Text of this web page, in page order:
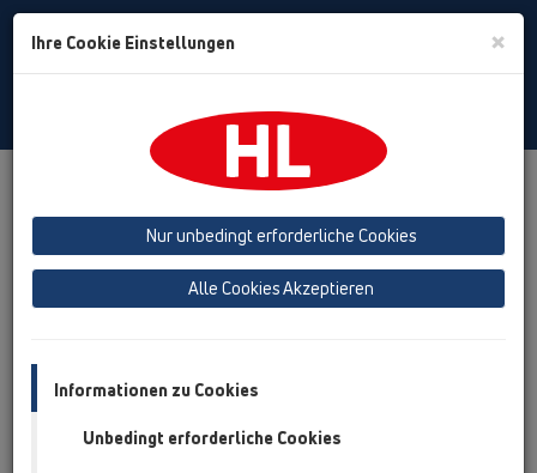
Toggle
HL Hutterer & Lechner GmbH
Produktion von Abläufen, Siphons und Sanitär-
Verbindungsteilen aus Kunststoff
Ihre Cookie Einstellungen ×
Nur unbedingt erforderliche Cookies
Alle Cookies Akzeptieren
Informationen zu Cookies
Unbedingt erforderliche Cookies